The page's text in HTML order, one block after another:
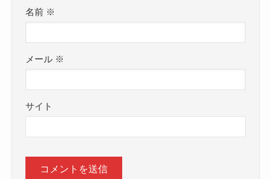
名前 ※
メール ※
サイト